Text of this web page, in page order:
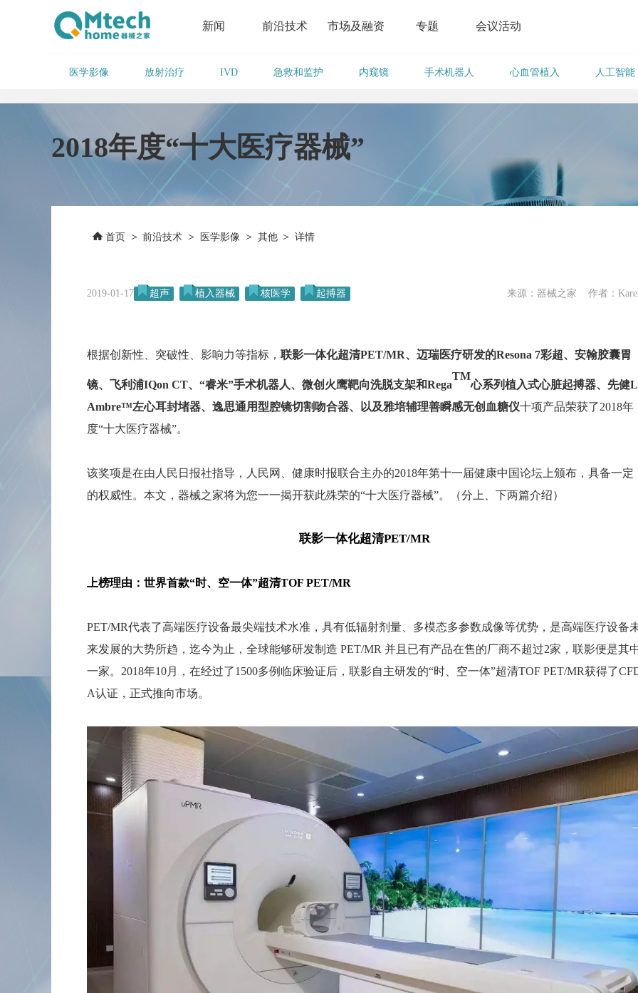
新闻 前沿技术 市场及融资 专题 会议活动
医学影像 放射治疗 IVD 急救和监护 内窥镜 手术机器人 心血管植入 人工智能
2018年度“十大医疗器械”
首页 > 前沿技术 > 医学影像 > 其他 > 详情
2019-01-17 超声 植入器械 核医学 起搏器 来源：器械之家 作者：
根据创新性、突破性、影响力等指标， 联影一体化超清PET/MR、迈瑞医疗研发的Resona 7彩超、安翰胶囊胃
镜、飞利浦IQon CT、“睿米”手术机器人、微创火鹰靶向洗脱支架和Rega
TM
心系列植入式心脏起搏器、先健L
Ambre™左心耳封堵器、逸思通用型腔镜切割吻合器、以及雅培辅理善瞬感无创血糖仪十项产品荣获了2018年
度“十大医疗器械”。
该奖项是在由人民日报社指导，人民网、健康时报联合主办的2018年第十一届健康中国论坛 上颁布，具备一定
的权威性。本文，器械之家将为您一一揭开获此殊荣的“十大医疗器械”。（分上、下两篇介绍）
联影一体化超清PET/MR
上榜理由：世界首款“时、空一体”超清TOF PET/MR
PET/MR代表了高端医疗设备最尖端技术水准，具有低辐射剂量、多模态多参数成像等优势，是高端医疗设备
来发展的大势所趋， 迄今为止，全球能够研发制造 PET/MR 并且已有产品在售的厂商不超过2家， 联影便是其
一家。 2018年10月，在经过了1500多例临床验证后，联影自主研发的“时、空一体”超清TOF PET/MR获得了
A认证，正式推向市场。